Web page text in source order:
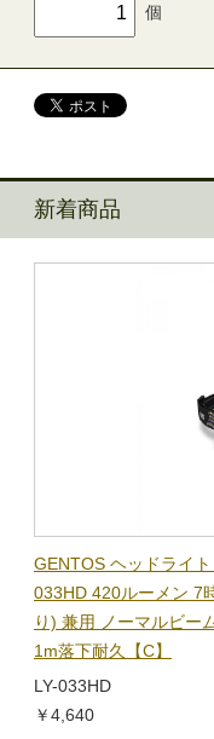
個
新着商品
GENTOS ヘッドライ
033HD 420ルーメン 7
り) 兼用 ノーマルビー
1m落下耐久【C】
LY-033HD
￥4,640